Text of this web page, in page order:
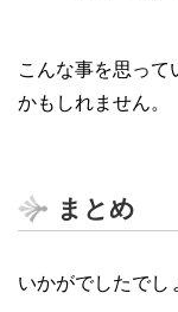
こんな事を思って
かもしれません。
まとめ
いかがでしたでし